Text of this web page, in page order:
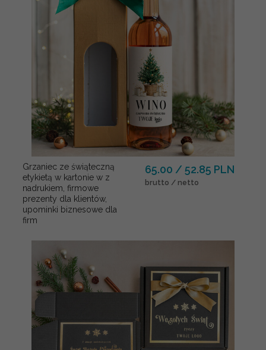
Grzaniec ze świąteczną
etykietą w kartonie w z
nadrukiem, firmowe
prezenty dla klientów,
upominki biznesowe dla
firm
65.00 / 52.85 PLN
brutto / netto